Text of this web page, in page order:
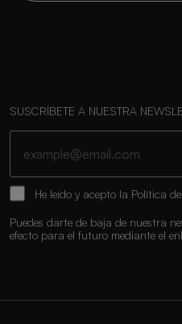
SUSCRÍBETE A NUESTRA
He leído y acepto la Política
Puedes darte de baja de nuestra
efecto para el futuro mediante el